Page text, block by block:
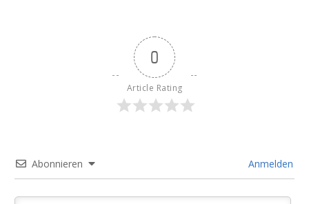
0
Article Rating
Abonnieren Anmelden